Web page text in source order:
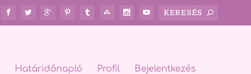
Határidőnapló Profil Bejelentkezés